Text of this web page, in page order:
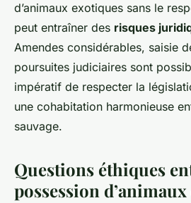
d’animaux exotiques sans le
peut entraîner des risques
Amendes considérables, saisie
poursuites judiciaires sont
impératif de respecter la
une cohabitation harmonieuse
sauvage.
Questions éthiques
possession